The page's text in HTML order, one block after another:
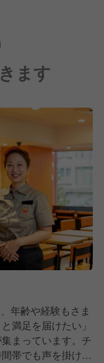
親しまれているブ
ます
年齢や経験もさま
満足を届けたい」
まっています。チ
帯でも声を掛け合